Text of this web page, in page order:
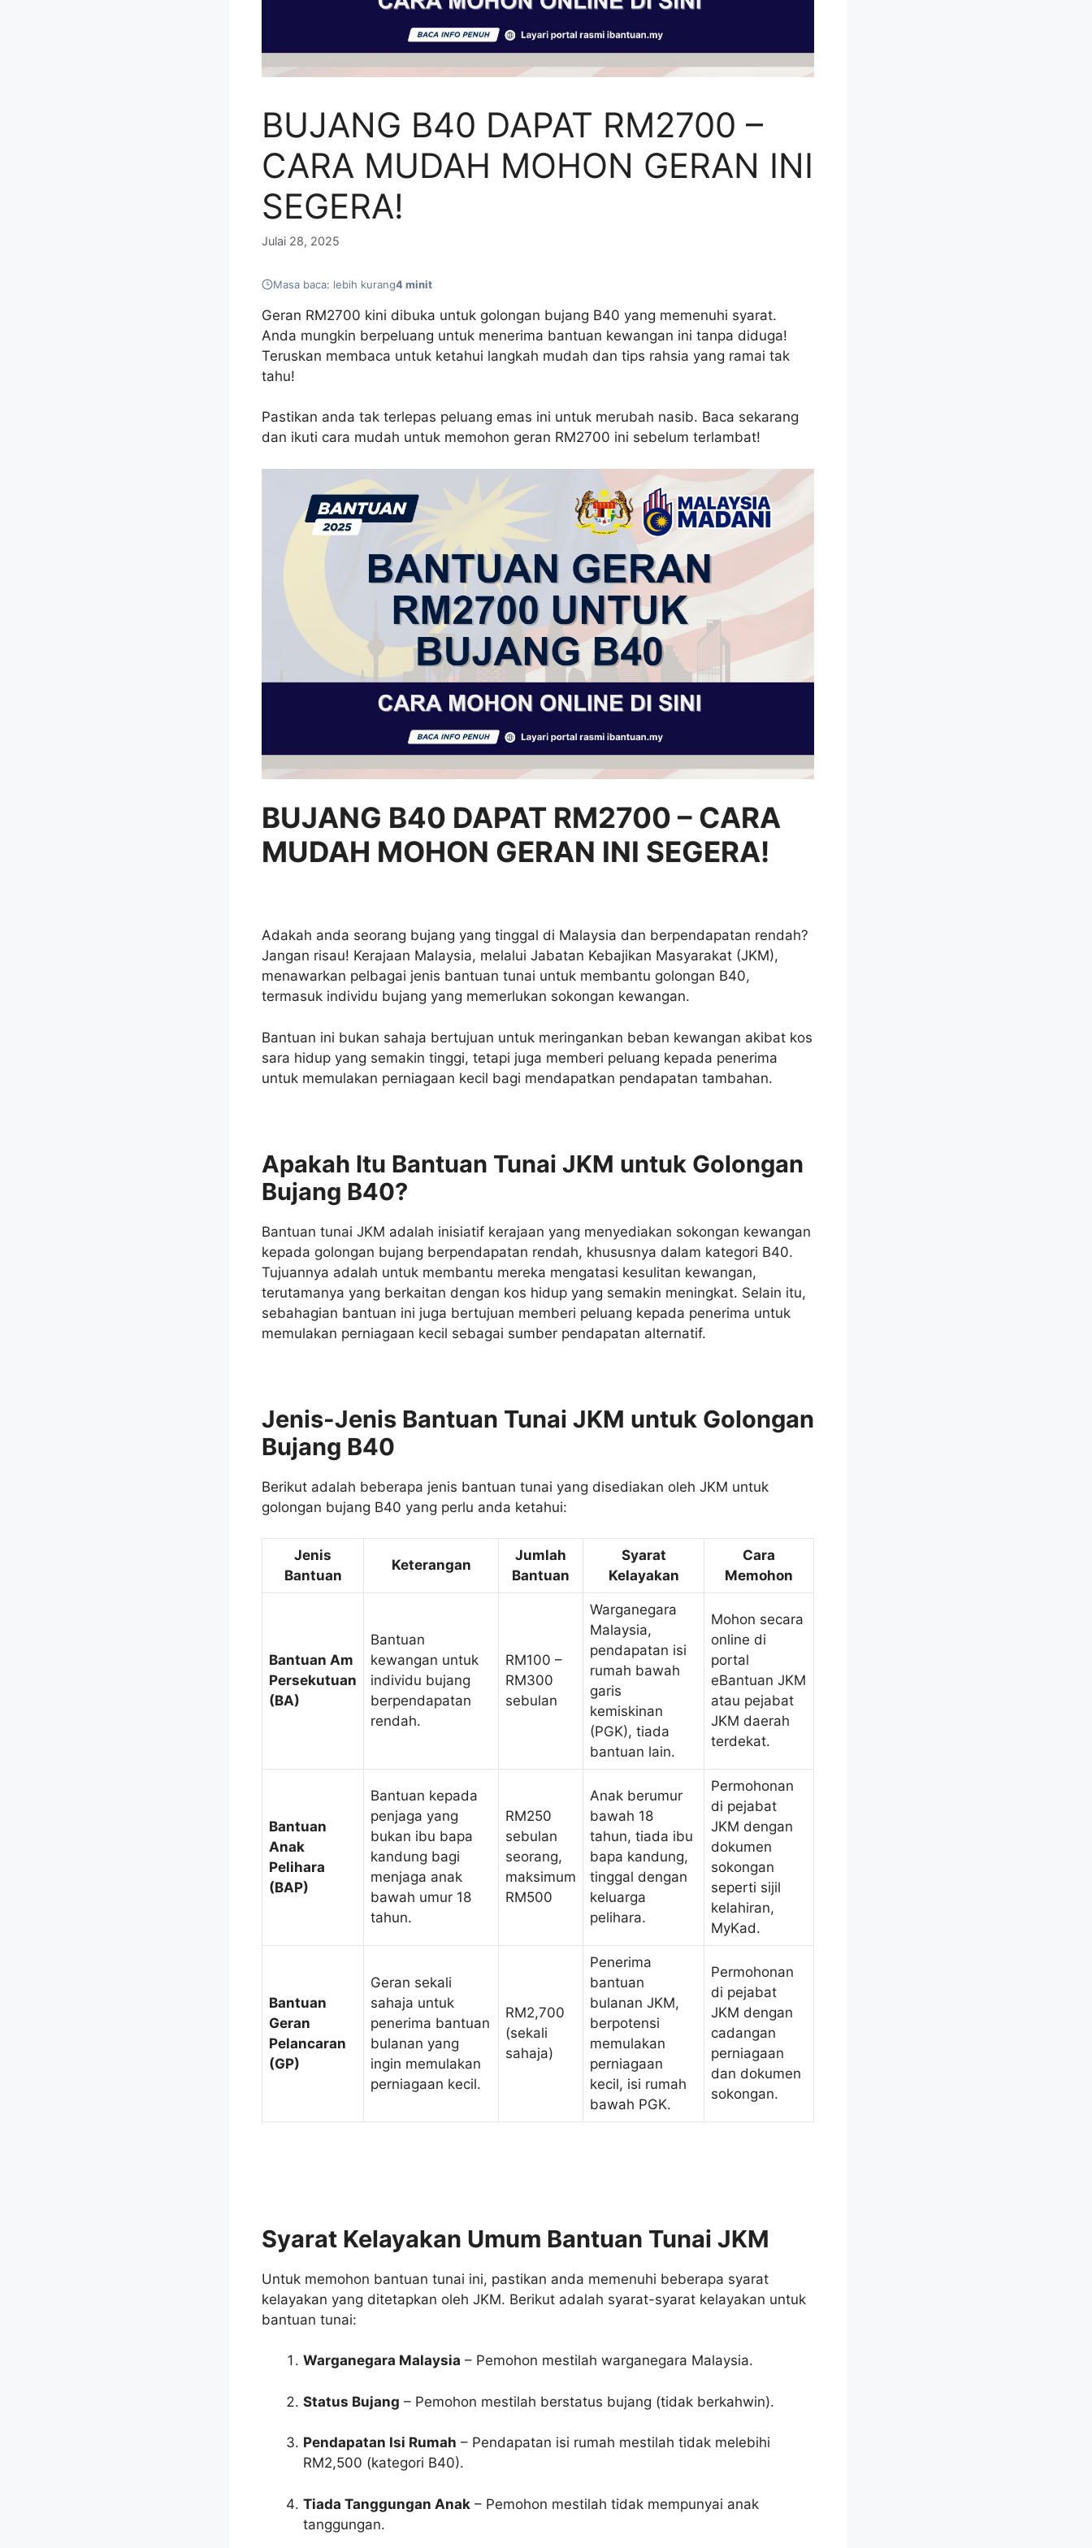
BUJANG B40 DAPAT RM2700 –
CARA MUDAH MOHON GERAN INI
SEGERA!
Julai 28, 2025
Masa baca: lebih kurang4 minit
Geran RM2700 kini dibuka untuk golongan bujang B40 yang memenuhi syarat.
Anda mungkin berpeluang untuk menerima bantuan kewangan ini tanpa diduga!
Teruskan membaca untuk ketahui langkah mudah dan tips rahsia yang ramai tak
tahu!
Pastikan anda tak terlepas peluang emas ini untuk merubah nasib. Baca sekarang
dan ikuti cara mudah untuk memohon geran RM2700 ini sebelum terlambat!
BUJANG B40 DAPAT RM2700 – CARA
MUDAH MOHON GERAN INI SEGERA!
Adakah anda seorang bujang yang tinggal di Malaysia dan berpendapatan rendah?
Jangan risau! Kerajaan Malaysia, melalui Jabatan Kebajikan Masyarakat (JKM),
menawarkan pelbagai jenis bantuan tunai untuk membantu golongan B40,
termasuk individu bujang yang memerlukan sokongan kewangan.
Bantuan ini bukan sahaja bertujuan untuk meringankan beban kewangan akibat kos
sara hidup yang semakin tinggi, tetapi juga memberi peluang kepada penerima
untuk memulakan perniagaan kecil bagi mendapatkan pendapatan tambahan.
Apakah Itu Bantuan Tunai JKM untuk Golongan
Bujang B40?
Bantuan tunai JKM adalah inisiatif kerajaan yang menyediakan sokongan kewangan
kepada golongan bujang berpendapatan rendah, khususnya dalam kategori B40.
Tujuannya adalah untuk membantu mereka mengatasi kesulitan kewangan,
terutamanya yang berkaitan dengan kos hidup yang semakin meningkat. Selain itu,
sebahagian bantuan ini juga bertujuan memberi peluang kepada penerima untuk
memulakan perniagaan kecil sebagai sumber pendapatan alternatif.
Jenis-Jenis Bantuan Tunai JKM untuk Golongan
Bujang B40
Berikut adalah beberapa jenis bantuan tunai yang disediakan oleh JKM untuk
golongan bujang B40 yang perlu anda ketahui:
Jenis
Bantuan
Keterangan
Jumlah
Bantuan
Syarat
Kelayakan
Cara
Memohon
Bantuan Am
Persekutuan
(BA)
Bantuan
kewangan untuk
individu bujang
berpendapatan
rendah.
RM100 –
RM300
sebulan
Warganegara
Malaysia,
pendapatan isi
rumah bawah
garis
kemiskinan
(PGK), tiada
bantuan lain.
Mohon secara
online di
portal
eBantuan JKM
atau pejabat
JKM daerah
terdekat.
Bantuan
Anak
Pelihara
(BAP)
Bantuan kepada
penjaga yang
bukan ibu bapa
kandung bagi
menjaga anak
bawah umur 18
tahun.
RM250
sebulan
seorang,
maksimum
RM500
Anak berumur
bawah 18
tahun, tiada ibu
bapa kandung,
tinggal dengan
keluarga
pelihara.
Permohonan
di pejabat
JKM dengan
dokumen
sokongan
seperti sijil
kelahiran,
MyKad.
Bantuan
Geran
Pelancaran
(GP)
Geran sekali
sahaja untuk
penerima bantuan
bulanan yang
ingin memulakan
perniagaan kecil.
RM2,700
(sekali
sahaja)
Penerima
bantuan
bulanan JKM,
berpotensi
memulakan
perniagaan
kecil, isi rumah
bawah PGK.
Permohonan
di pejabat
JKM dengan
cadangan
perniagaan
dan dokumen
sokongan.
Syarat Kelayakan Umum Bantuan Tunai JKM
Untuk memohon bantuan tunai ini, pastikan anda memenuhi beberapa syarat
kelayakan yang ditetapkan oleh JKM. Berikut adalah syarat-syarat kelayakan untuk
bantuan tunai:
Warganegara Malaysia – Pemohon mestilah warganegara Malaysia.
Status Bujang – Pemohon mestilah berstatus bujang (tidak berkahwin).
Pendapatan Isi Rumah – Pendapatan isi rumah mestilah tidak melebihi
RM2,500 (kategori B40).
Tiada Tanggungan Anak – Pemohon mestilah tidak mempunyai anak
tanggungan.